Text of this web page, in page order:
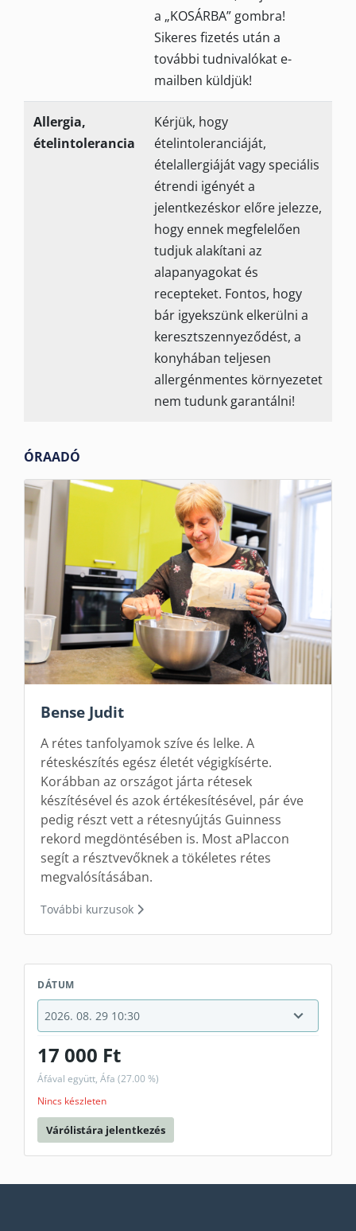
a „KOSÁRBA” gombra!
Sikeres fizetés után a
további tudnivalókat e-
mailben küldjük!
Allergia,
ételintolerancia
Kérjük, hogy
ételintoleranciáját,
ételallergiáját vagy speciális
étrendi igényét a
jelentkezéskor előre jelezze,
hogy ennek megfelelően
tudjuk alakítani az
alapanyagokat és
recepteket. Fontos, hogy
bár igyekszünk elkerülni a
keresztszennyeződést, a
konyhában teljesen
allergénmentes környezetet
nem tudunk garantálni!
ÓRAADÓ
Bense Judit
A rétes tanfolyamok szíve és lelke. A
réteskészítés egész életét végigkísérte.
Korábban az országot járta rétesek
készítésével és azok értékesítésével, pár éve
pedig részt vett a rétesnyújtás Guinness
rekord megdöntésében is. Most aPlaccon
segít a résztvevőknek a tökéletes rétes
megvalósításában.
További kurzusok
DÁTUM
17 000 Ft
Áfával együtt, Áfa (27.00 %)
Nincs készleten
Várólistára jelentkezés